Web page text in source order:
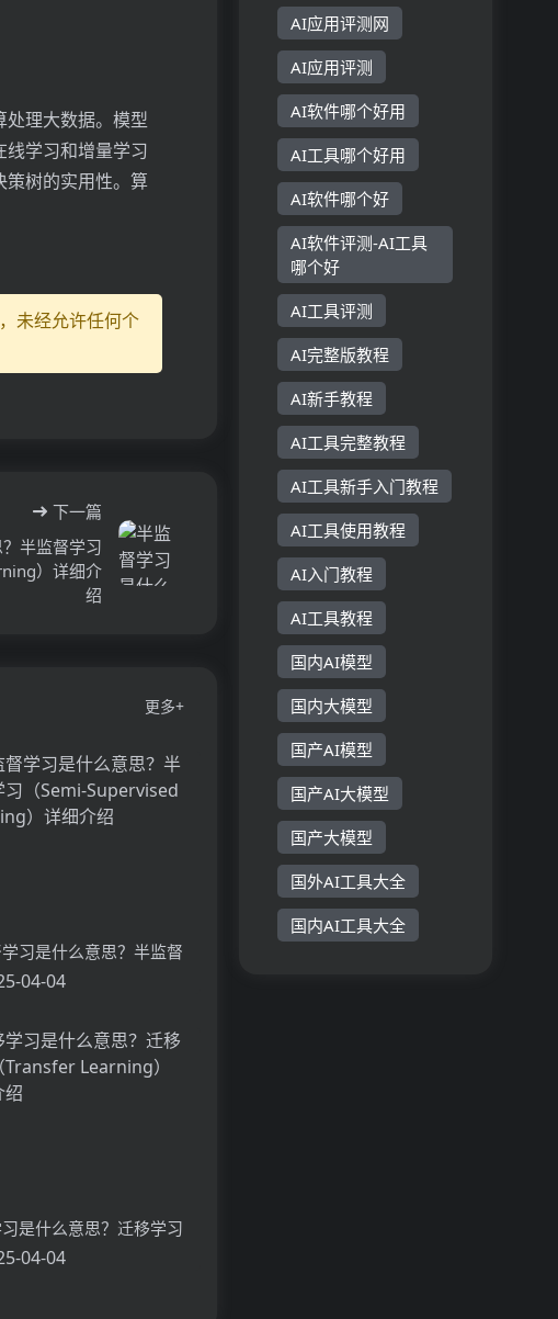
理大数据。模型
学习和增量学习
策树的实用性。算
未经允许任何个
下一篇
半监督学习
）详细介
绍
更多+
习是什么意思？半监督
Supervised
04-04
是什么意思？迁移学习
Learning）详细介
04-04
AI应用评测网
AI应用评测
AI软件哪个好用
AI工具哪个好用
AI软件哪个好
AI软件评测-AI工具
哪个好
AI工具评测
AI完整版教程
AI新手教程
AI工具完整教程
AI工具新手入门教程
AI工具使用教程
AI入门教程
AI工具教程
国内AI模型
国内大模型
国产AI模型
国产AI大模型
国产大模型
国外AI工具大全
国内AI工具大全